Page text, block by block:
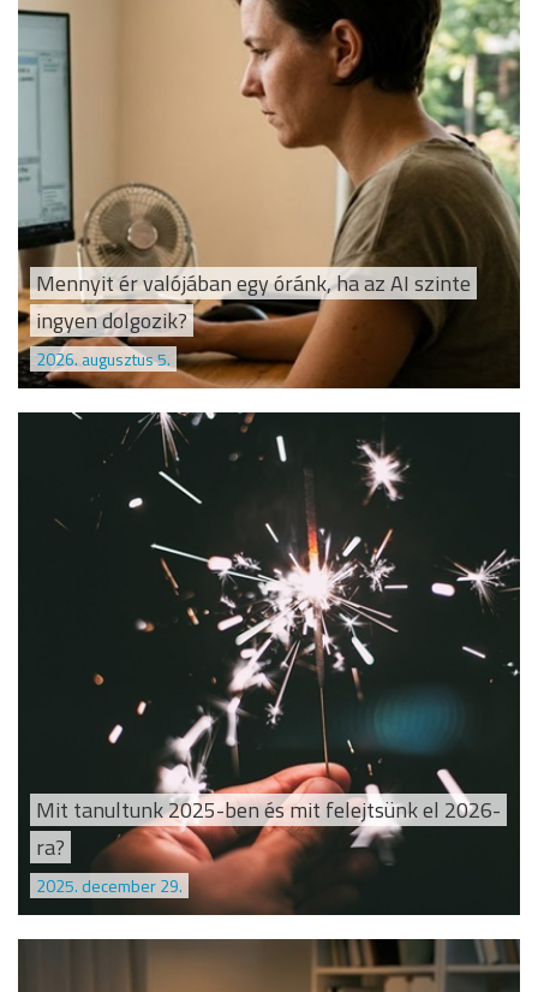
Mennyit ér valójában egy óránk, ha az AI szinte
ingyen dolgozik?
2026. augusztus 5.
Mit tanultunk 2025-ben és mit felejtsünk el 2026-
ra?
2025. december 29.